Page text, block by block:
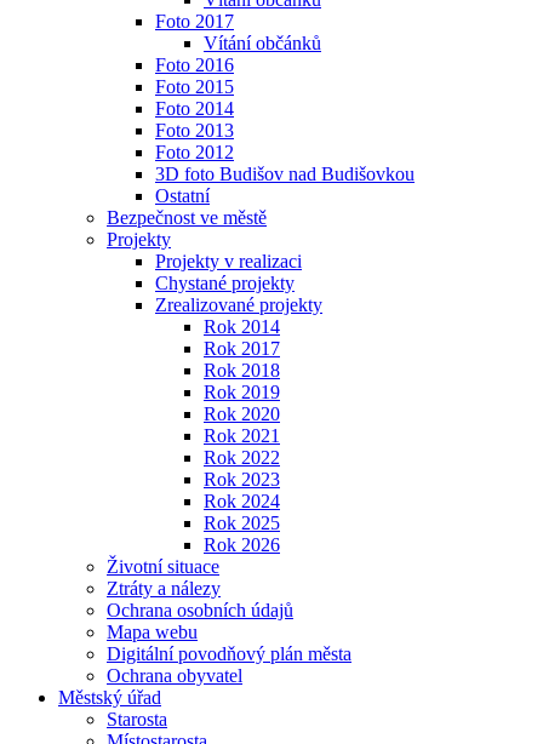
Foto 2017
Vítání občánků
Foto 2016
Foto 2015
Foto 2014
Foto 2013
Foto 2012
3D foto Budišov nad Budišovkou
Ostatní
Bezpečnost ve městě
Projekty
Projekty v realizaci
Chystané projekty
Zrealizované projekty
Rok 2014
Rok 2017
Rok 2018
Rok 2019
Rok 2020
Rok 2021
Rok 2022
Rok 2023
Rok 2024
Rok 2025
Rok 2026
Životní situace
Ztráty a nálezy
Ochrana osobních údajů
Mapa webu
Digitální povodňový plán města
Ochrana obyvatel
Městský úřad
Starosta